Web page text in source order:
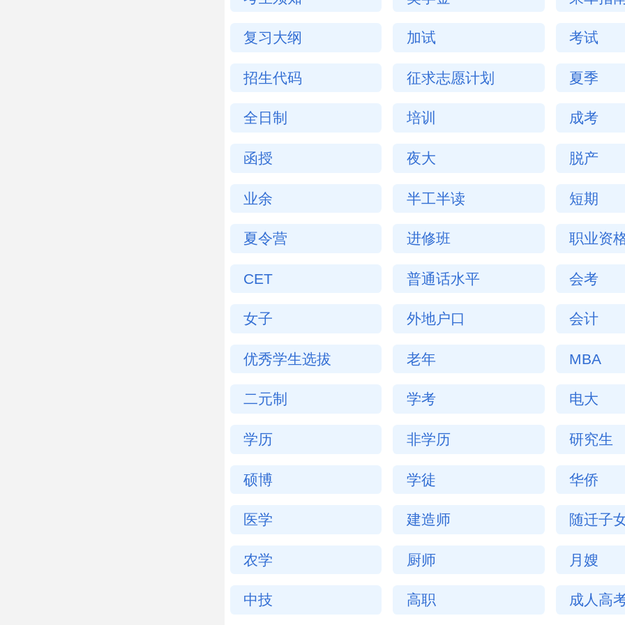
复习大纲 加试 考试
招生代码 征求志愿计划 夏季
全日制 培训 成考
函授 夜大 脱产
业余 半工半读 短期
夏令营 进修班 职业资
CET 普通话水平 会考
女子 外地户口 会计
优秀学生选拔 老年 MBA
二元制 学考 电大
学历 非学历 研究生
硕博 学徒 华侨
医学 建造师 随迁子
农学 厨师 月嫂
中技 高职 成人高